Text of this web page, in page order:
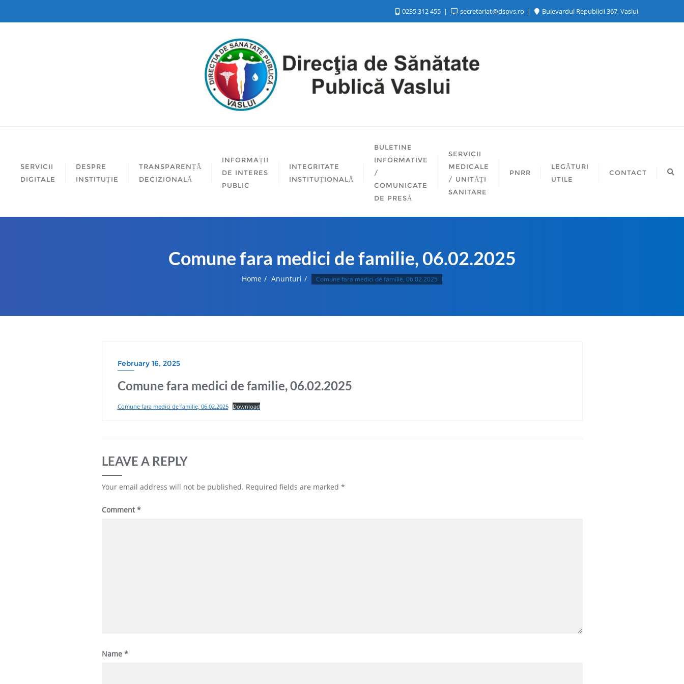
0235 312 455 secretariat@dspvs.ro Bulevardul Republicii 367, Vaslui
SERVICII
DIGITALE
DESPRE
INSTITUȚIE
TRANSPARENȚĂ
DECIZIONALĂ
INFORMAȚII
DE INTERES
PUBLIC
INTEGRITATE
INSTITUȚIONALĂ
BULETINE
INFORMATIVE
/
COMUNICATE
DE PRESĂ
SERVICII
MEDICALE
/ UNITĂȚI
SANITARE
PNRR
LEGĂTURI
UTILE
CONTACT
Comune fara medici de familie, 06.02.2025
Home Anunturi Comune fara medici de familie, 06.02.2025
February 16, 2025
Comune fara medici de familie, 06.02.2025
Comune fara medici de familie, 06.02.2025 Download
LEAVE A REPLY
Your email address will not be published. Required fields are marked *
Comment*
Name *